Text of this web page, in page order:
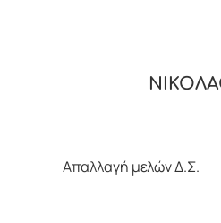
Απαλλαγή μελών Δ.Σ.